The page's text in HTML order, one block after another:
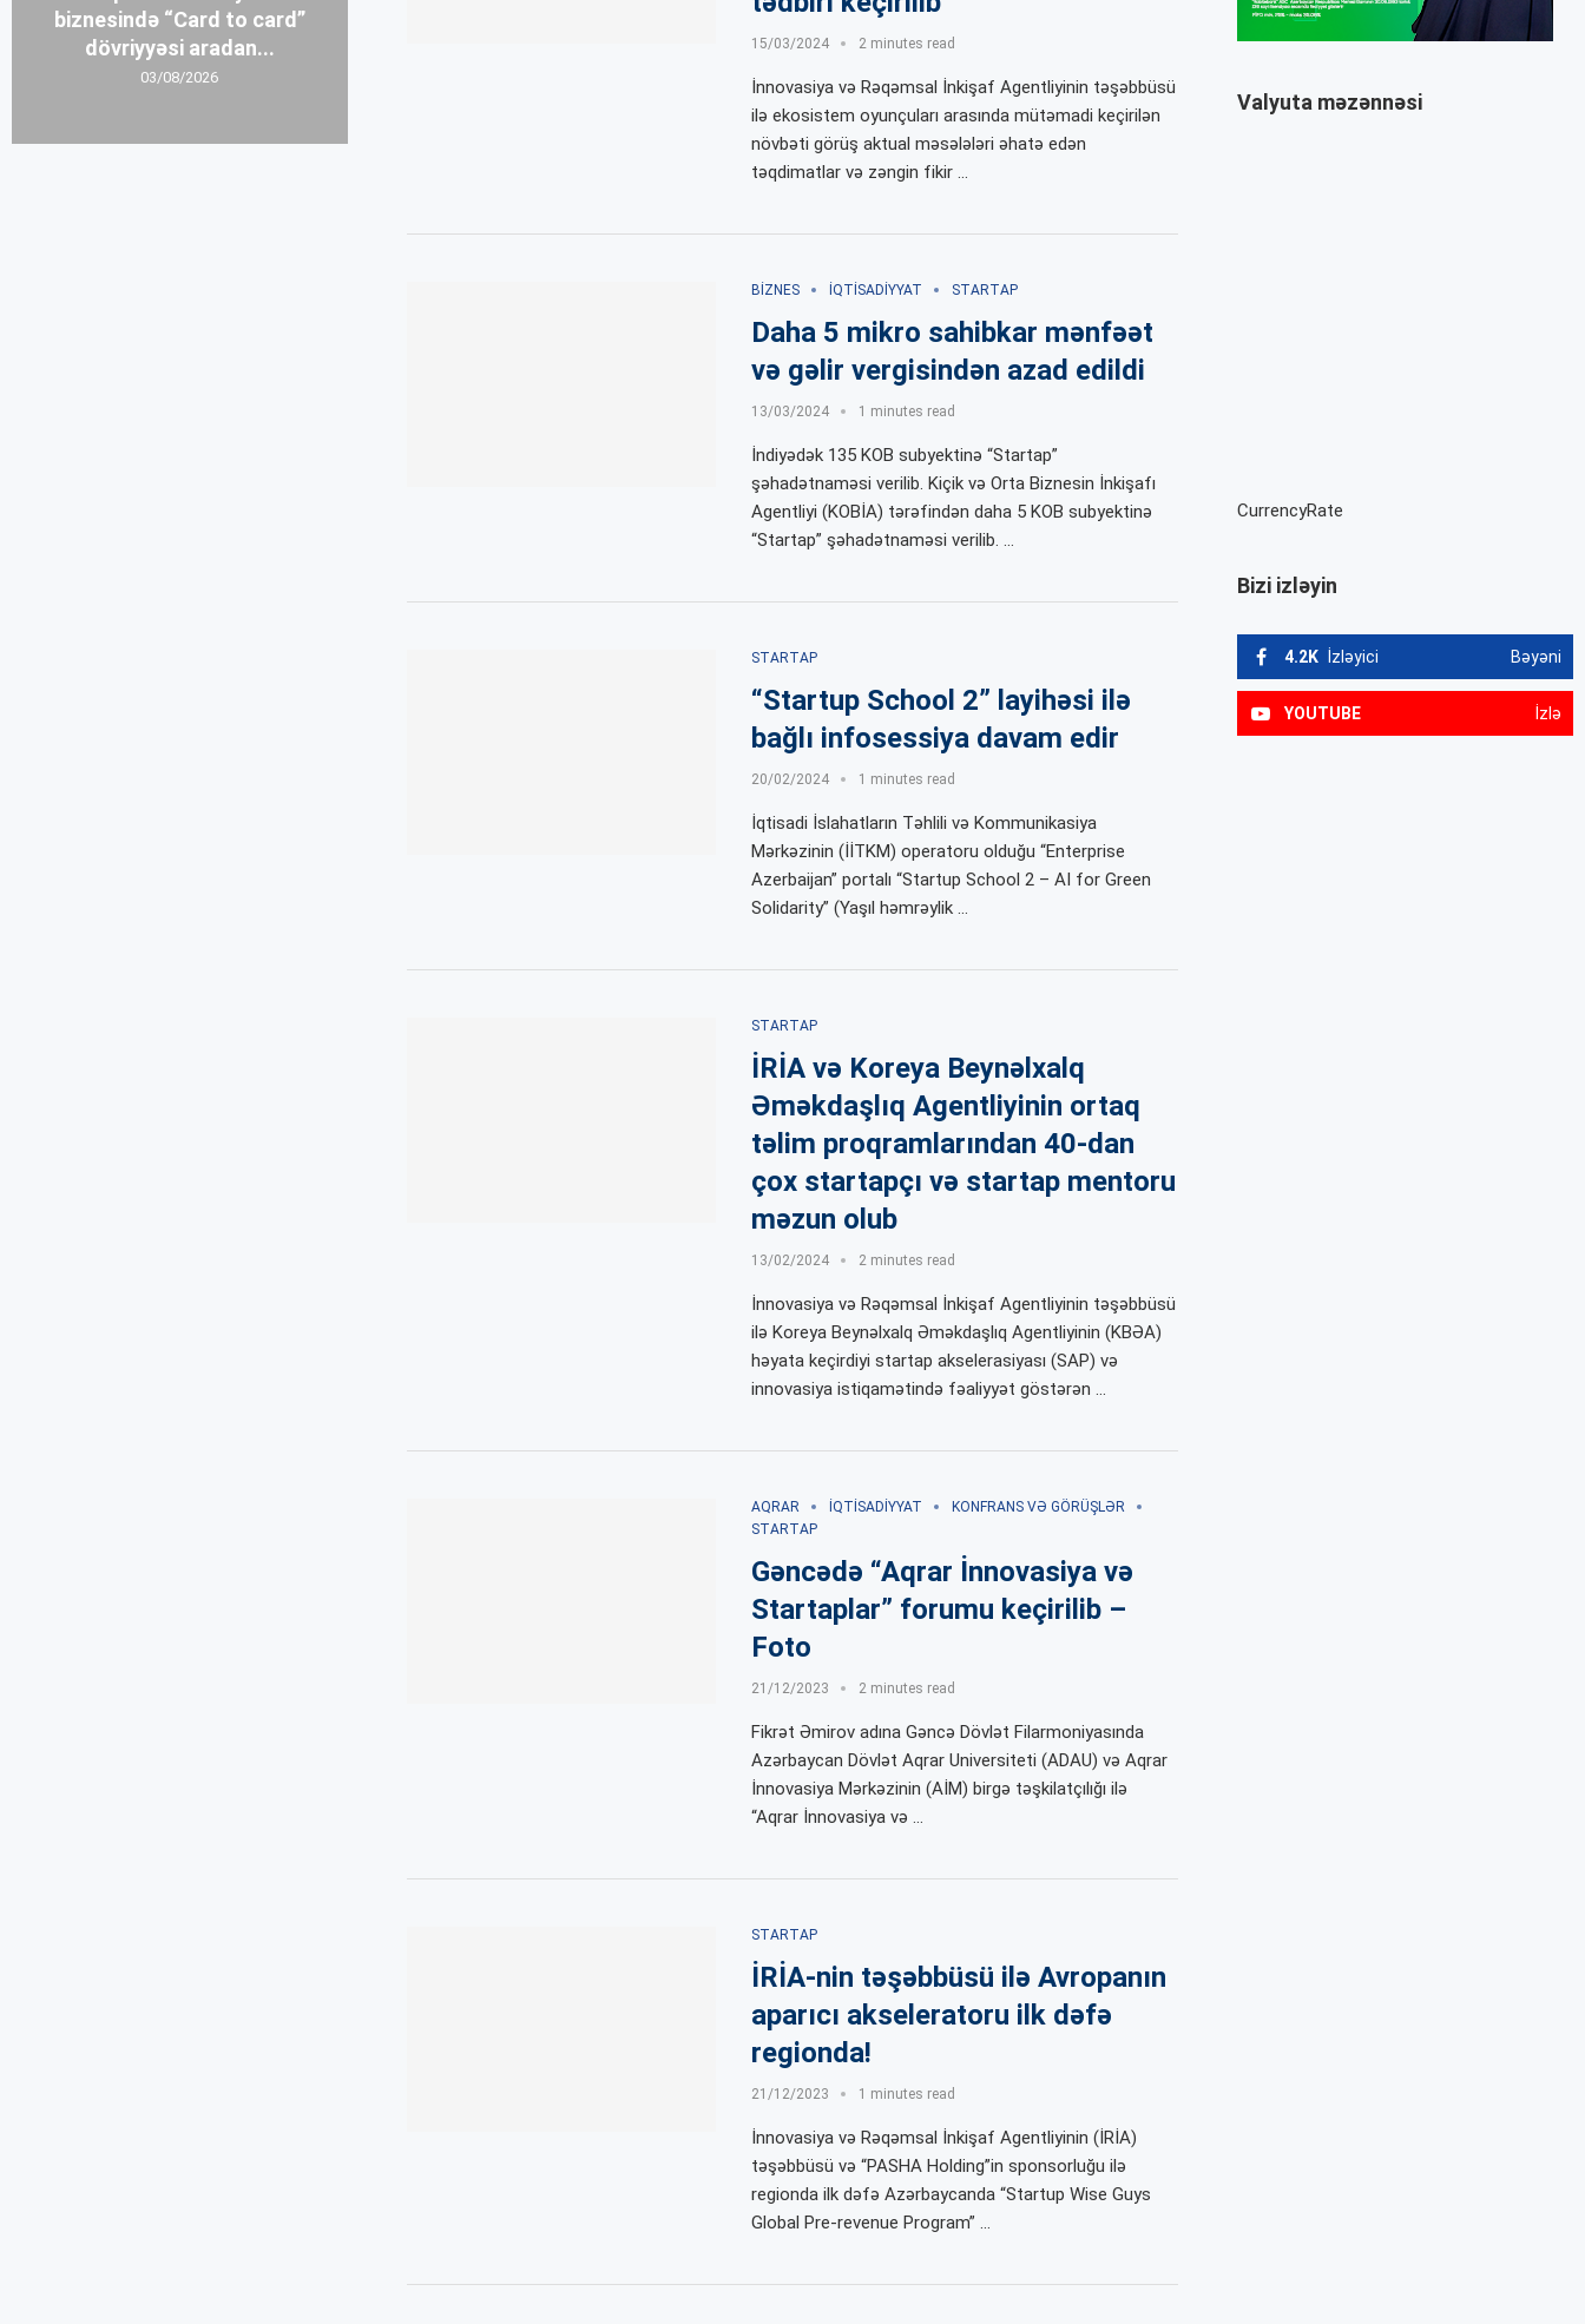
15/03/2024 2 minutes read
İnnovasiya və Rəqəmsal İnkişaf Agentliyinin təşəbbüsü
ilə ekosistem oyunçuları arasında mütəmadi keçirilən
növbəti görüş aktual məsələləri əhatə edən
təqdimatlar və zəngin fikir …
BIZNES İQTISADIYYAT STARTAP
Daha 5 mikro sahibkar mənfəət
və gəlir vergisindən azad edildi
13/03/2024 1 minutes read
İndiyədək 135 KOB subyektinə “Startap”
şəhadətnaməsi verilib. Kiçik və Orta Biznesin İnkişafı
Agentliyi (KOBİA) tərəfindən daha 5 KOB subyektinə
“Startap” şəhadətnaməsi verilib. …
STARTAP
“Startup School 2” layihəsi ilə
bağlı infosessiya davam edir
20/02/2024 1 minutes read
İqtisadi İslahatların Təhlili və Kommunikasiya
Mərkəzinin (İİTKM) operatoru olduğu “Enterprise
Azerbaijan” portalı “Startup School 2 – AI for Green
Solidarity” (Yaşıl həmrəylik …
STARTAP
İRİA və Koreya Beynəlxalq
Əməkdaşlıq Agentliyinin ortaq
təlim proqramlarından 40-dan
çox startapçı və startap mentoru
məzun olub
13/02/2024 2 minutes read
İnnovasiya və Rəqəmsal İnkişaf Agentliyinin təşəbbüsü
ilə Koreya Beynəlxalq Əməkdaşlıq Agentliyinin (KBƏA)
həyata keçirdiyi startap akselerasiyası (SAP) və
innovasiya istiqamətində fəaliyyət göstərən …
AQRAR İQTISADIYYAT
KONFRANS VƏ GÖRÜŞLƏR
STARTAP
Gəncədə “Aqrar İnnovasiya və
Startaplar” forumu keçirilib –
Foto
21/12/2023 2 minutes read
Fikrət Əmirov adına Gəncə Dövlət Filarmoniyasında
Azərbaycan Dövlət Aqrar Universiteti (ADAU) və Aqrar
İnnovasiya Mərkəzinin (AİM) birgə təşkilatçılığı ilə
“Aqrar İnnovasiya və …
STARTAP
İRİA-nin təşəbbüsü ilə Avropanın
aparıcı akseleratoru ilk dəfə
regionda!
21/12/2023 1 minutes read
İnnovasiya və Rəqəmsal İnkişaf Agentliyinin (İRİA)
təşəbbüsü və “PASHA Holding”in sponsorluğu ilə
regionda ilk dəfə Azərbaycanda “Startup Wise Guys
Global Pre-revenue Program” …
Valyuta məzənnəsi
CurrencyRate
Bizi izləyin
4.2K İzləyici Bəyəni
YOUTUBE İzlə
biznesində “Card to card”
dövriyyəsi aradan...
03/08/2026